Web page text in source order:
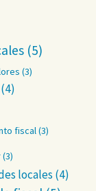
(5)
(3)
(4)
fiscal(3)
(3)
locales (4)